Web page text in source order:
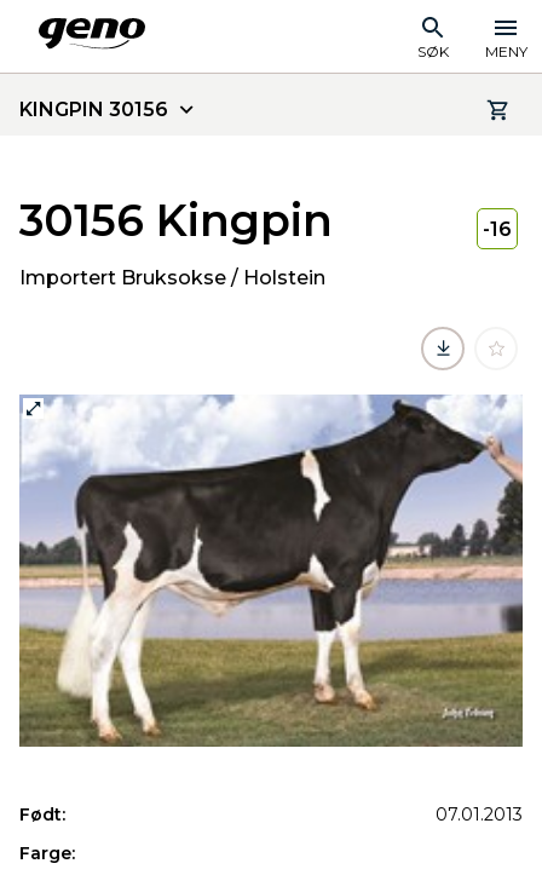
SØK MENY
KINGPIN 30156
30156 Kingpin
Importert Bruksokse / Holstein
-16
Født:
07.01.2013
Farge: